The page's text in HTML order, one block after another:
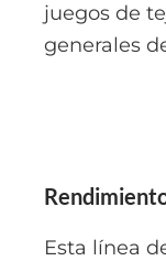
juegos de
generales
Esta línea